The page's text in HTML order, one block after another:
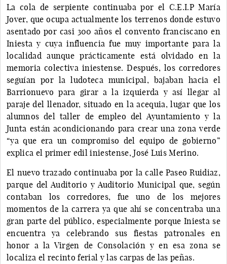
La cola de serpiente continuaba por el C.E.I.P María
Jover, que ocupa actualmente los terrenos donde estuvo
asentado por casi 300 años el convento franciscano en
Iniesta y cuya influencia fue muy importante para la
localidad aunque prácticamente está olvidado en la
memoria colectiva iniestense. Después, los corredores
seguían por la ludoteca municipal, bajaban hacia el
Barrionuevo para girar a la izquierda y así llegar al
paraje del llenador, situado en la acequia, lugar que los
alumnos del taller de empleo del Ayuntamiento y la
Junta están acondicionando para crear una zona verde
“ya que era un compromiso del equipo de gobierno”
explica el primer edil iniestense, José Luis Merino.
El nuevo trazado continuaba por la calle Paseo Ruidiaz,
parque del Auditorio y Auditorio Municipal que, según
contaban los corredores, fue uno de los mejores
momentos de la carrera ya que ahí se concentraba una
gran parte del público, especialmente porque Iniesta se
encuentra ya celebrando sus fiestas patronales en
honor a la Virgen de Consolación y en esa zona se
localiza el recinto ferial y las carpas de las peñas.